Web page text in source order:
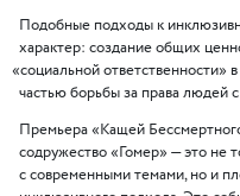
Подобные подходы к
характер: создание общих
«социальной ответственности»
частью борьбы за права людей
Премьера«Кащей
содружество«Гомер» — это не
с современными темами, но и